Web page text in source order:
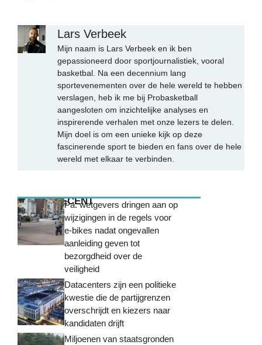
Lars Verbeek
Mijn naam is Lars Verbeek en ik ben
gepassioneerd door sportjournalistiek, vooral
basketbal. Na een decennium lang
sportevenementen over de hele wereld te hebben
verslagen, heb ik me bij Probasketball
aangesloten om inzichtelijke analyses en
inspirerende verhalen met onze lezers te delen.
Mijn doel is om een unieke kijk op deze
fascinerende sport te bieden en fans over de hele
wereld met elkaar te verbinden.
MEEST RECENTPa. wetgevers dringen aan op
wijzigingen in de regels voor
e-bikes nadat ongevallen
aanleiding geven tot
bezorgdheid over de
veiligheid
Datacenters zijn een politieke
kwestie die de partijgrenzen
overschrijdt en kiezers naar
kandidaten drijft
Miljoenen van staatsgronden